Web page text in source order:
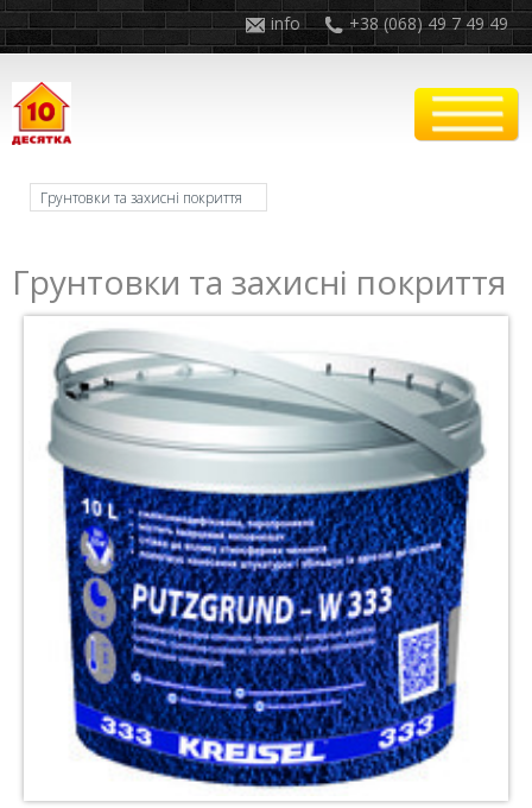
+38 (068) 49 7 49 49
info
Грунтовки та захисні покриття
Грунтовки та захисні покриття